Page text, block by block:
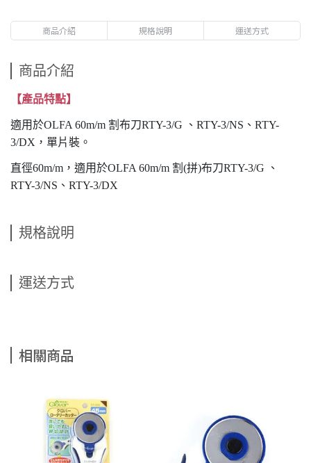
商品介紹 規格說明 運送方式
商品介紹
【產品特點】
適用於OLFA 60m/m 割布刀RTY-3/G 、RTY-3/NS、RTY-
3/DX，單片裝。
直徑60m/m，適用於OLFA 60m/m 割(拼)布刀RTY-3/G 、
RTY-3/NS、RTY-3/DX
規格說明
運送方式
相關商品